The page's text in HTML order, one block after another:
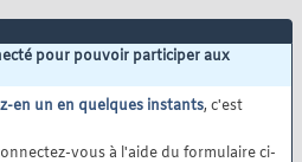
pour pouvoir participer aux
en un en quelques instants, c'est
vous à l'aide du formulaire ci-